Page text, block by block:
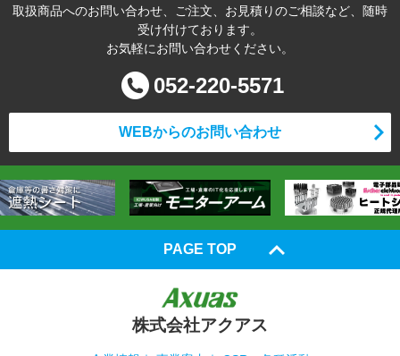
取扱商品へのお問い合わせ、ご注文、お見積りのご相談など、随時
受け付けております。
お気軽にお問い合わせください。
052-220-5571
WEBからのお問い合わせ
PAGE TOP
株式会社アクアス